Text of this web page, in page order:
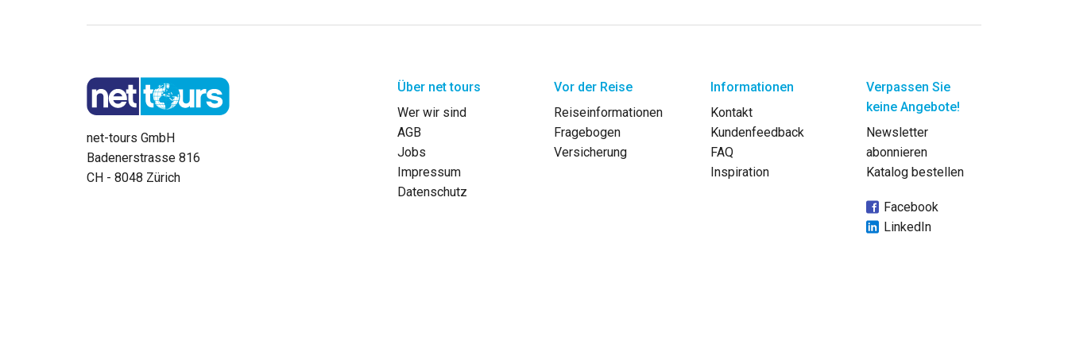
net-tours GmbH
Badenerstrasse 816
CH - 8048 Zürich
Über net tours
Wer wir sind
AGB
Jobs
Impressum
Datenschutz
Vor der Reise
Reiseinformationen
Fragebogen
Versicherung
Informationen
Kontakt
Kundenfeedback
FAQ
Inspiration
Verpassen Sie
keine Angebote!
Newsletter
abonnieren
Katalog bestellen
Facebook
LinkedIn